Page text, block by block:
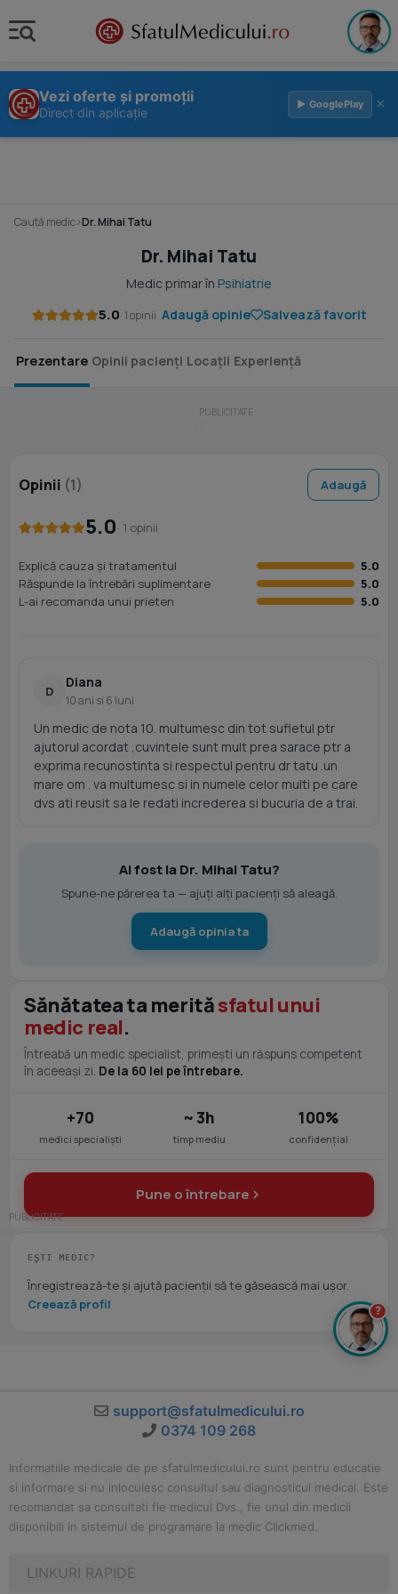
Vezi oferte și promoții
Direct din aplicație
▶ GooglePlay ×
Caută medic›Dr. Mihai Tatu
Dr. Mihai Tatu
Medic primar în Psihiatrie
5.0· 1 opinii Adaugă opinie Salvează favorit
Prezentare Opinii pacienți Locații Experiență
Opinii (1) Adaugă
5.0· 1 opinii
Explică cauza și tratamentul
5.0
Răspunde la întrebări suplimentare
5.0
L-ai recomanda unui prieten
5.0
D
Diana
10 ani si 6 luni
Un medic de nota 10. multumesc din tot sufletul ptr
ajutorul acordat ,cuvintele sunt mult prea sarace ptr a
exprima recunostinta si respectul pentru dr tatu .un
mare om . va multumesc si in numele celor multi pe care
dvs ati reusit sa le redati increderea si bucuria de a trai.
Ai fost la Dr. Mihai Tatu?
Spune-ne părerea ta — ajuți alți pacienți să aleagă.
Adaugă opinia ta
Sănătatea ta merităsfatul unui
medic real.
Întreabă un medic specialist, primești un răspuns competent
în aceeași zi. De la 60 lei pe întrebare.
+70
medici specialiști
~ 3h
timp mediu
100%
confidențial
Pune o întrebare
EȘTI MEDIC?
Înregistrează-te și ajută pacienții să te găsească mai ușor.
Creează profil
support@sfatulmedicului.ro
0374 109 268
Informatiile medicale de pe sfatulmedicului.ro sunt pentru educatie
si informare si nu inlocuiesc consultul sau diagnosticul medical. Este
recomandat sa consultati fie medicul Dvs., fie unul din medicii
disponibili in sistemul de programare la medic Clickmed.
LINKURI RAPIDE
?